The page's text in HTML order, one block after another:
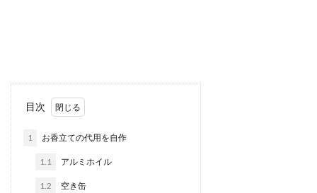
目次
1 お香立ての代用を自作
1.1 アルミホイル
1.2 空き缶